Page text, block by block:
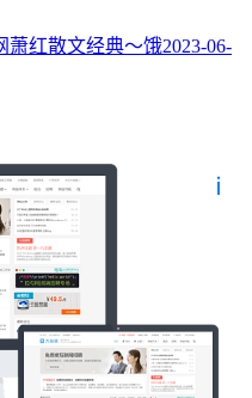
萧红散文经典～饿2023-06-